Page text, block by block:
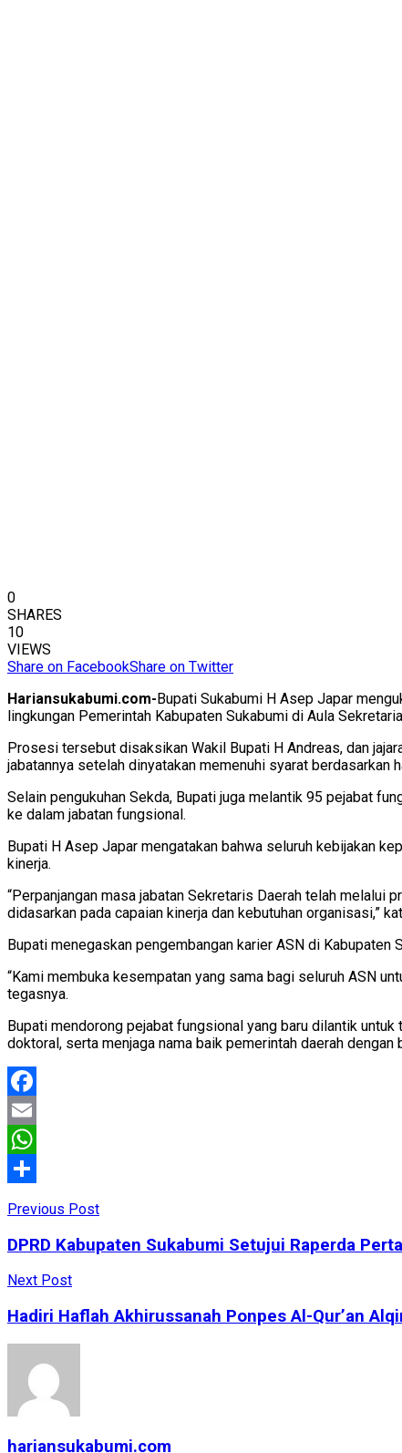
0
SHARES
10
VIEWS
Share on FacebookShare on Twitter
Hariansukabumi.com-Bupati Sukabumi H Asep Japar
lingkungan Pemerintah Kabupaten Sukabumi di Aula
Prosesi tersebut disaksikan Wakil Bupati H Andreas, dan
jabatannya setelah dinyatakan memenuhi syarat
Selain pengukuhan Sekda, Bupati juga melantik 95 pejabat
ke dalam jabatan fungsional.
Bupati H Asep Japar mengatakan bahwa seluruh kebijakan
kinerja.
“Perpanjangan masa jabatan Sekretaris Daerah telah melalui
didasarkan pada capaian kinerja dan kebutuhan organisasi,”
Bupati menegaskan pengembangan karier ASN di
“Kami membuka kesempatan yang sama bagi seluruh ASN
tegasnya.
Bupati mendorong pejabat fungsional yang baru dilantik
doktoral, serta menjaga nama baik pemerintah daerah
Facebook
Email
WhatsApp
Previous Post
DPRD Kabupaten Sukabumi Setujui Raperda
Next Post
Hadiri Haflah Akhirussanah Ponpes Al-Qur’an
hariansukabumi.com